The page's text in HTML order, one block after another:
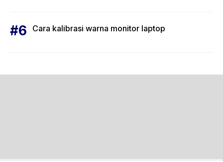
Cara kalibrasi warna monitor laptop